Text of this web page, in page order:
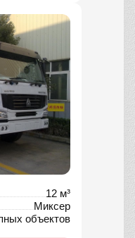
12 м³
Миксер
объектов